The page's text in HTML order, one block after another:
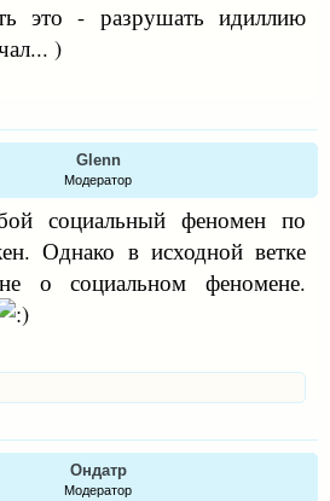
это - разрушать идиллию
)
Glenn
Модератор
социальный феномен по
Однако в исходной ветке
о социальном феномене.
Ондатр
Модератор